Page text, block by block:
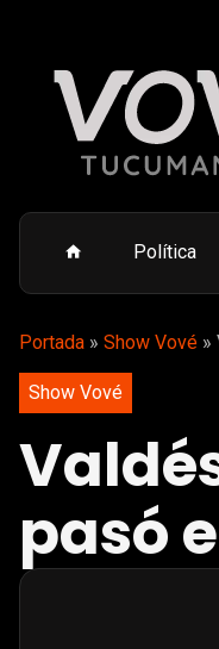
Política
Portada » Show Vové »
Show Vové
pasó